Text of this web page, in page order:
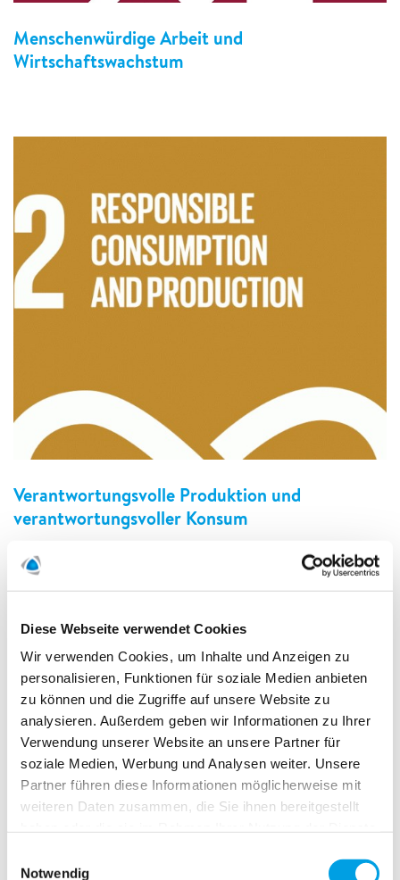
Diese Webseite verwendet Cookies
Wir verwenden Cookies, um Inhalte und Anzeigen zu
personalisieren, Funktionen für soziale Medien anbieten
zu können und die Zugriffe auf unsere Website zu
analysieren. Außerdem geben wir Informationen zu Ihrer
Verwendung unserer Website an unsere Partner für
soziale Medien, Werbung und Analysen weiter. Unsere
Partner führen diese Informationen möglicherweise mit
weiteren Daten zusammen, die Sie ihnen bereitgestellt
Notwendig
Menschenwürdige Arbeit und
Wirtschaftswachstum
Verantwortungsvolle Produktion und
verantwortungsvoller Konsum